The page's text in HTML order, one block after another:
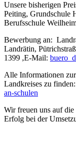
Unsere bisherigen
Peiting, Grundschule
Berufsschule
Bewerbung an:
Landrätin,
1399 ,E-Mail:
Alle Informationen
Landkreises zu finden:
an-schulen
Wir freuen uns auf
Erfolg bei der